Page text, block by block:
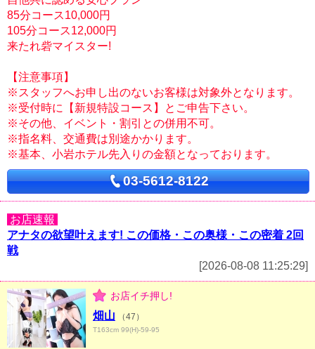
85分コース10,000円
105分コース12,000円
来たれ砦マイスター!
【注意事項】
※スタッフへお申し出のないお客様は対象外となります。
※受付時に【新規特設コース】とご申告下さい。
※その他、イベント・割引との併用不可。
※指名料、交通費は別途かかります。
※基本、小岩ホテル先入りの金額となっております。
03-5612-8122
お店速報
アナタの欲望叶えます! この価格・この奥様・この密着 2回
戦
[2026-08-08 11:25:29]
お店イチ押し!
畑山 （47）
T163cm 99(H)-59-95